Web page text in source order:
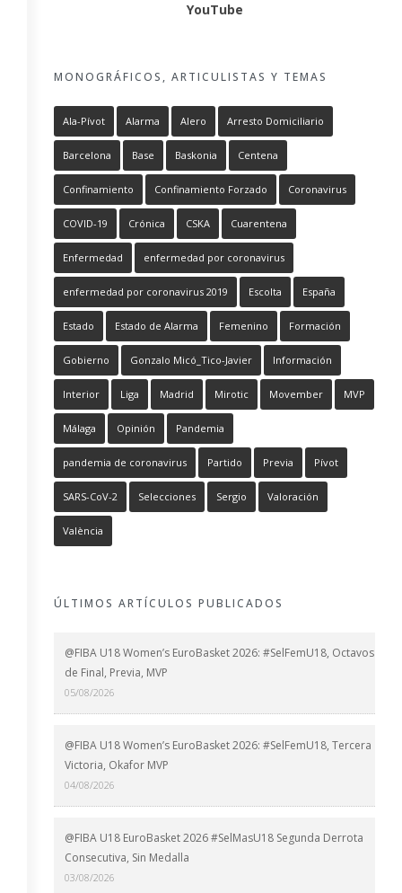
YouTube
MONOGRÁFICOS, ARTICULISTAS Y TEMAS
Ala-Pívot Alarma Alero Arresto Domiciliario
Barcelona Base Baskonia Centena
Confinamiento Confinamiento Forzado Coronavirus
COVID-19 Crónica CSKA Cuarentena
Enfermedad enfermedad por coronavirus
enfermedad por coronavirus 2019 Escolta España
Estado Estado de Alarma Femenino Formación
Gobierno Gonzalo Micó_Tico-Javier Información
Interior Liga Madrid Mirotic Movember MVP
Málaga Opinión Pandemia
pandemia de coronavirus Partido Previa Pívot
SARS-CoV-2 Selecciones Sergio Valoración
València
ÚLTIMOS ARTÍCULOS PUBLICADOS
@FIBA U18 Women’s EuroBasket 2026: #SelFemU18, Octavos
de Final, Previa, MVP
05/08/2026
@FIBA U18 Women’s EuroBasket 2026: #SelFemU18, Tercera
Victoria, Okafor MVP
04/08/2026
@FIBA U18 EuroBasket 2026 #SelMasU18 Segunda Derrota
Consecutiva, Sin Medalla
03/08/2026